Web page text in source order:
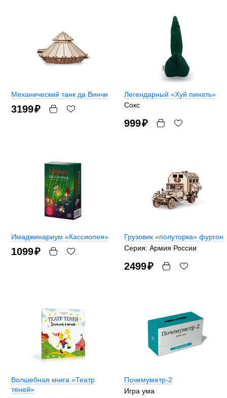
Механический танк да Винчи
3199₽
Легендарный «Хуй пинать»
Сокс
999₽
Имаджинариум «Кассиопея»
1099₽
Грузовик «полуторка» фургон
Серия: Армия России
2499₽
Волшебная книга «Театр
теней»
Почемуметр-2
Игра ума